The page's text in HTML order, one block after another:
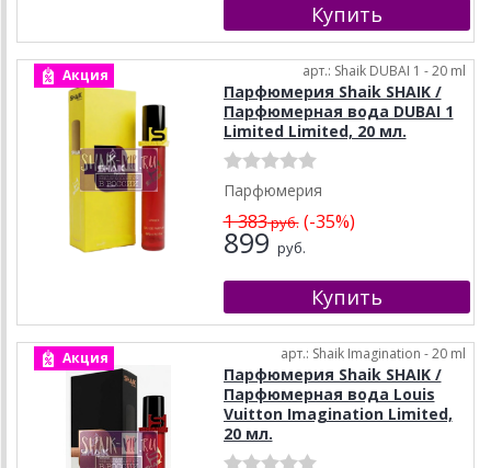
Акция арт.: Shaik DUBAI 1 - 20 ml
Парфюмерия Shaik SHAIK /
Парфюмерная вода DUBAI 1
Limited Limited, 20 мл.
Парфюмерия
1 383руб.(-35%)
899 руб.
Акция арт.: Shaik Imagination - 20 ml
Парфюмерия Shaik SHAIK /
Парфюмерная вода Louis
Vuitton Imagination Limited,
20 мл.